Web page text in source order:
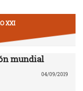
XXI
mundial
04/09/2019